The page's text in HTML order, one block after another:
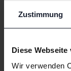
Zustimmung
Diese
Wir verwenden
Getestet
Volvo